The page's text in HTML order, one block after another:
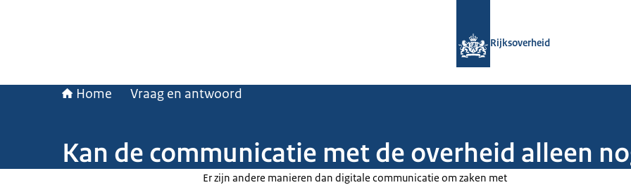
Rijksoverheid
Home Vraag en antwoord
Kan de communicatie met de overheid alleen
Er zijn andere manieren dan digitale communicatie om zaken met